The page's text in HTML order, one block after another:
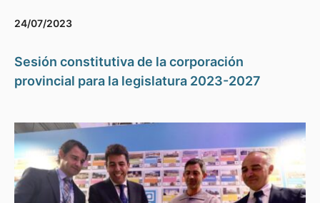
24/07/2023
Sesión constitutiva de la corporación
provincial para la legislatura 2023-2027